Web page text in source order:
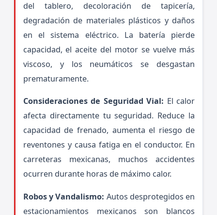
del tablero, decoloración de tapicería,
degradación de materiales plásticos y daños
en el sistema eléctrico. La batería pierde
capacidad, el aceite del motor se vuelve más
viscoso, y los neumáticos se desgastan
prematuramente.
Consideraciones de Seguridad Vial: El calor
afecta directamente tu seguridad. Reduce la
capacidad de frenado, aumenta el riesgo de
reventones y causa fatiga en el conductor. En
carreteras mexicanas, muchos accidentes
ocurren durante horas de máximo calor.
Robos y Vandalismo: Autos desprotegidos en
estacionamientos mexicanos son blancos